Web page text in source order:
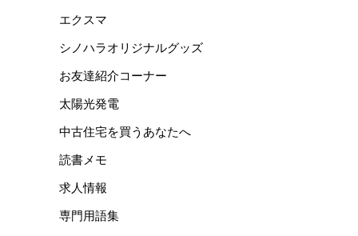
エクスマ
シノハラオリジナルグッズ
お友達紹介コーナー
太陽光発電
中古住宅を買うあなたへ
読書メモ
求人情報
専門用語集